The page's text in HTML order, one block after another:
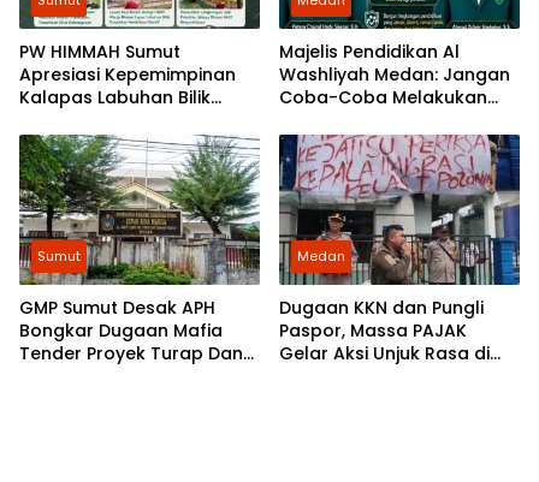
​PW HIMMAH Sumut
Apresiasi Kepemimpinan
Kalapas Labuhan Bilik
Pemasyarakatan Humanis
Majelis Pendidikan Al
Washliyah Medan: Jangan
Coba-Coba Melakukan
Sumut
GMP Sumut Desak APH
Bongkar Dugaan Mafia
Tender Proyek Turap Dan
Medan
Dugaan KKN dan Pungli
Paspor, Massa PAJAK
Gelar Aksi Unjuk Rasa di